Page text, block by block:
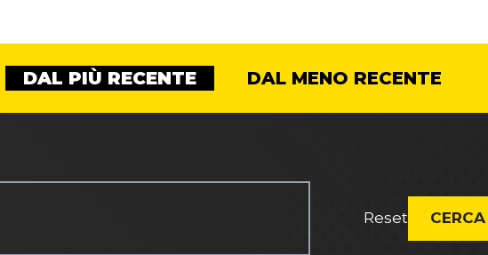
DAL PIÙ RECENTE DAL MENO RECENTE
Reset CERCA